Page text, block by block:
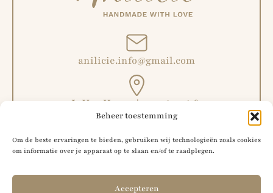
Beheer toestemming
Om de beste ervaringen te bieden, gebruiken wij technologieën zoals cookies
om informatie over je apparaat op te slaan en/of te raadplegen.
Accepteren
anilicie.info@gmail.com
L. Van Hoeymissenstraat 6,
Malderen, België